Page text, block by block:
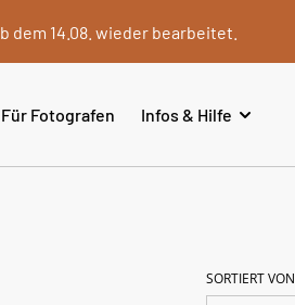
dem 14.08. wieder bearbeitet.
Für Fotografen Infos & Hilfe
SORTIERT VON